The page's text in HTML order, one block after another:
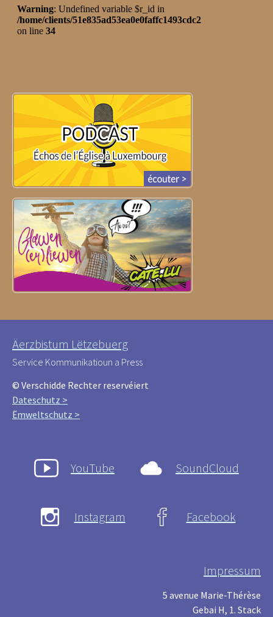
Äerzbistum Lëtzebuerg
Service Kommunikatioun a Press
© Verschidde Rechter reservéiert
Dateschutz >
Ëmweltschutz >
YouTube SoundCloud
Instagram Facebook
Impressum
5 avenue Marie-Thérèse
Gebai H, 1. Stack